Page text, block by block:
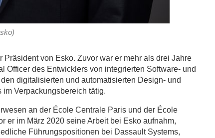
Präsident von Esko. Zuvor war er mehr als drei Jahre
Officer des Entwicklers von integrierten Software- und
digitalisierten und automatisierten Design- und
im Verpackungsbereich tätig.
an der École Centrale Paris und der École
er im März 2020 seine Arbeit bei Esko aufnahm,
Führungspositionen bei Dassault Systems,